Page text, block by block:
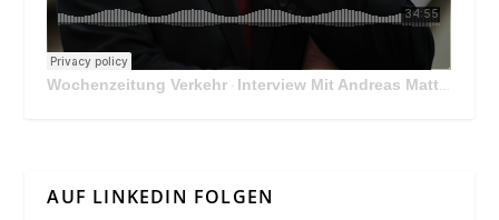
Wochenzeitung Verkehr · Interview Mit Andreas Matthä, CEO der ÖBB Holding
AUF LINKEDIN FOLGEN